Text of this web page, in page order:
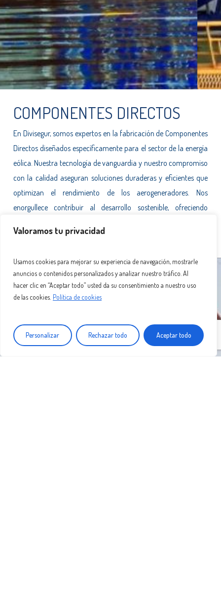
Valoramos tu privacidad
Usamos cookies para mejorar su experiencia de navegación, mostrarle
anuncios o contenidos personalizados y analizar nuestro tráfico. Al
hacer clic en “Aceptar todo” usted da su consentimiento a nuestro uso
de las cookies. Política de cookies
Personalizar Rechazar todo Aceptar todo
COMPONENTES DIRECTOS
En Divisegur, somos expertos en la fabricación de Componentes
Directos diseñados específicamente para el sector de la energía
eólica. Nuestra tecnología de vanguardia y nuestro compromiso
con la calidad aseguran soluciones duraderas y eficientes que
optimizan el rendimiento de los aerogeneradores. Nos
enorgullece contribuir al desarrollo sostenible, ofreciendo
mercado, adaptados a las necesidades de cada proyecto.